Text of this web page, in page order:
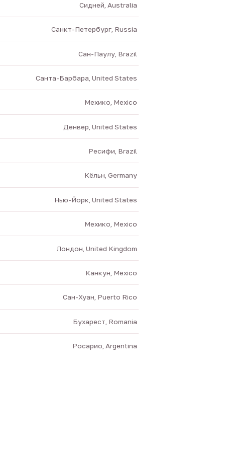
Сидней, Australia
Санкт-Петербург, Russia
Сан-Паулу, Brazil
Санта-Барбара, United States
Мехико, Mexico
Денвер, United States
Ресифи, Brazil
Кёльн, Germany
Нью-Йорк, United States
Мехико, Mexico
Лондон, United Kingdom
Канкун, Mexico
Сан-Хуан, Puerto Rico
Бухарест, Romania
Росарио, Argentina